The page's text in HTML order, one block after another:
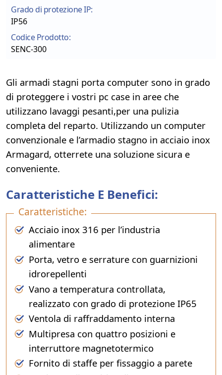
Grado di protezione IP:
IP56
Codice Prodotto:
SENC-300
Gli armadi stagni porta computer sono in grado
di proteggere i vostri pc case in aree che
utilizzano lavaggi pesanti,per una pulizia
completa del reparto. Utilizzando un computer
convenzionale e l’armadio stagno in acciaio inox
Armagard, otterrete una soluzione sicura e
conveniente.
Caratteristiche E Benefici:
Caratteristiche:
Acciaio inox 316 per l’industria
alimentare
Porta, vetro e serrature con guarnizioni
idrorepellenti
Vano a temperatura controllata,
realizzato con grado di protezione IP65
Ventola di raffraddamento interna
Multipresa con quattro posizioni e
interruttore magnetotermico
Fornito di staffe per fissaggio a parete